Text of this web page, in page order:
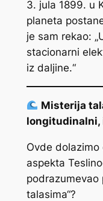
3. jula 1899. u
planeta
je sam rekao:
stacionarni
iz daljine.“
Misterija
longitudinalni,
Ovde
aspekta
podrazumevao
talasima“?